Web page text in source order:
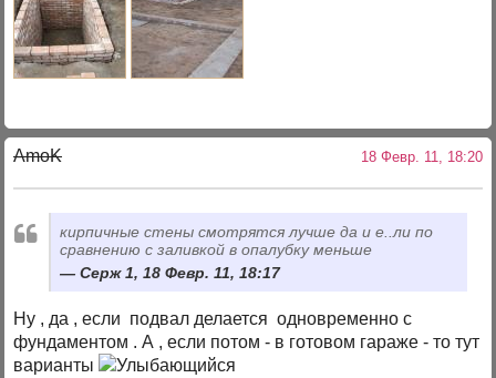
AmoK 18 Февр. 11, 18:20
кирпичные стены смотрятся лучше да и е..ли по
сравнению с заливкой в опалубку меньше
Серж 1, 18 Февр. 11, 18:17
Ну , да , если подвал делается одновременно с
фундаментом . А , если потом - в готовом гараже - то тут
варианты